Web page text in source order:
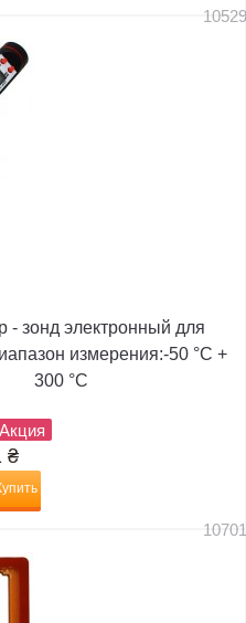
- зонд электронный для
измерения:-50 °C +
300 °C
Акция
₴